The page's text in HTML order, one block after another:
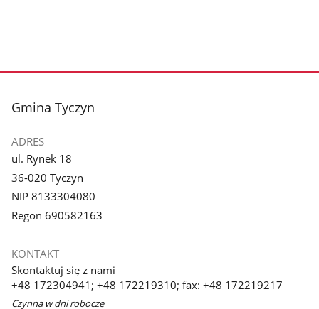
stopka
Gmina Tyczyn
ADRES
ul. Rynek 18
36-020 Tyczyn
NIP 8133304080
Regon 690582163
KONTAKT
Skontaktuj się z nami
+48 172304941; +48 172219310; fax: +48 172219217
Czynna w dni robocze